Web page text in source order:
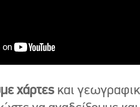
χάρτες και